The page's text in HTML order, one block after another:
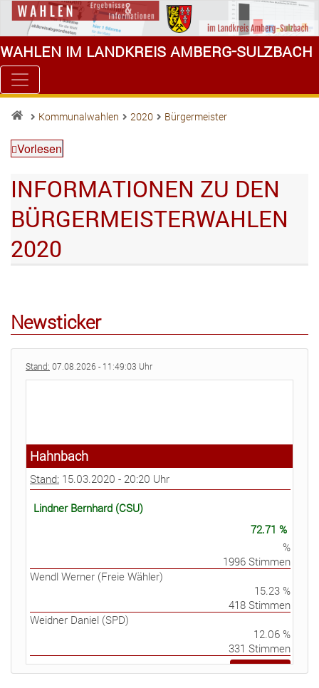
Wahlen im Landkreis Amberg-Sulzbach
Kommunalwahlen 2020 Bürgermeister
Vorlesen
INFORMATIONEN ZU DEN
BÜRGERMEISTERWAHLEN
2020
Newsticker
Stand: 07.08.2026 - 11:49:03 Uhr
Rieden
Geitner Erwin (CSU)
77.55 %
Stand:15.03.2020 - 20:20 Uhr
Lindner Bernhard (CSU)
1996 Stimmen
15.23 %
12.06 %
mehr Infos